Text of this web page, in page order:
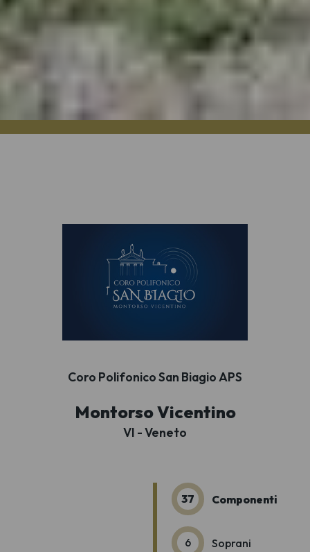
Coro Polifonico San Biagio APS
Montorso Vicentino
VI - Veneto
37 Componenti
6 Soprani